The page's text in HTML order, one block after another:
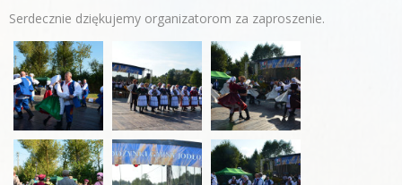
Serdecznie dziękujemy organizatorom za zaproszenie.